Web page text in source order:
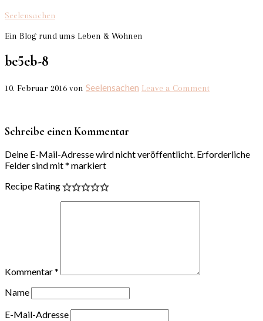
Seelensachen
Ein Blog rund ums Leben & Wohnen
be5eb-8
10. Februar 2016 von Seelensachen Leave a Comment
Schreibe einen Kommentar
Deine E-Mail-Adresse wird nicht veröffentlicht. Erforderliche
Felder sind mit* markiert
Recipe Rating
Kommentar*
Name
E-Mail-Adresse